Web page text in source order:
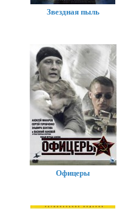
Звездная пыль
Офицеры